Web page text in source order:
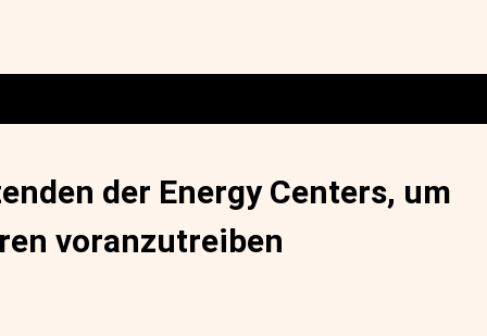
der Energy Centers, um
voranzutreiben